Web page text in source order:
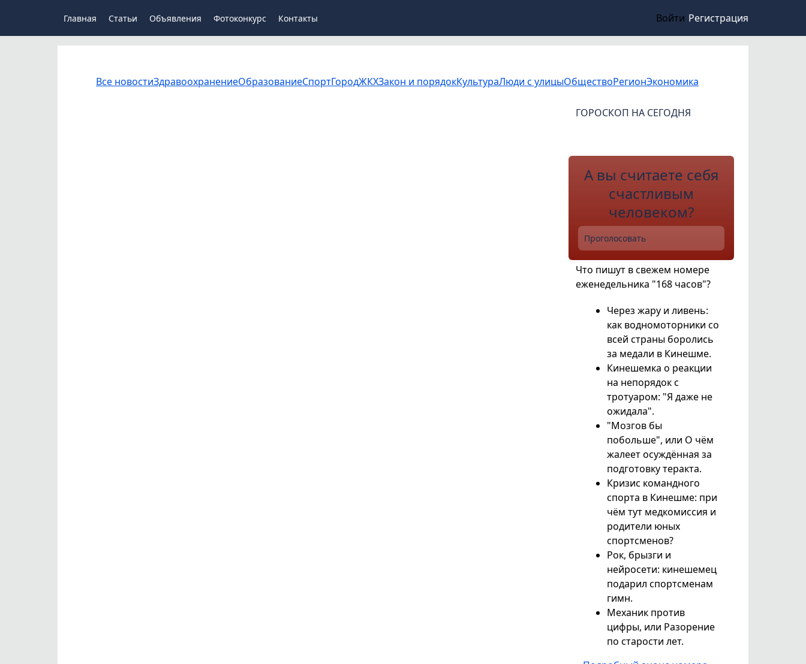
Главная Статьи Объявления Фотоконкурс Контакты Войти Регистрация
Все новостиЗдравоохранениеОбразованиеСпортГородЖКХЗакон и порядокКультураЛюди с улицыОбществоРегионЭкономика
ГОРОСКОП НА СЕГОДНЯ
А вы считаете себя
счастливым
человеком?
Проголосовать
Что пишут в свежем номере
еженедельника "168 часов"?
Через жару и ливень:
как водномоторники со
всей страны боролись
за медали в Кинешме.
Кинешемка о реакции
на непорядок с
тротуаром: "Я даже не
ожидала".
"Мозгов бы
побольше", или О чём
жалеет осуждённая за
подготовку теракта.
Кризис командного
спорта в Кинешме: при
чём тут медкомиссия и
родители юных
спортсменов?
Рок, брызги и
нейросети: кинешемец
подарил спортсменам
гимн.
Механик против
цифры, или Разорение
по старости лет.